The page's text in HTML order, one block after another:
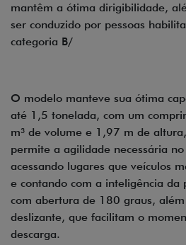
mantêm a ótima dirigibilidade,
ser conduzido por pessoas
categoria B/
O modelo manteve sua ótima
até 1,5 tonelada, com um
m³ de volume e 1,97 m de
permite a agilidade necessária
acessando lugares que veículos
e contando com a inteligência da
com abertura de 180 graus,
deslizante, que facilitam o
descarga.